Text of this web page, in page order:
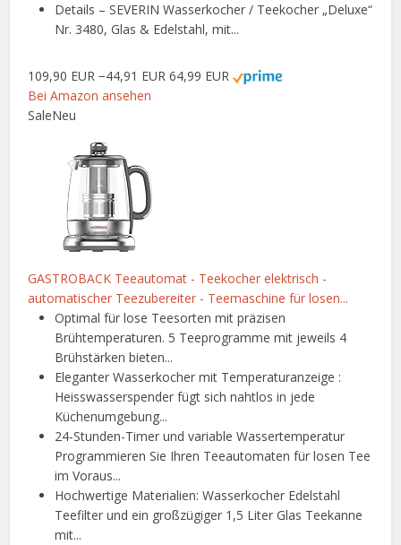
Details – SEVERIN Wasserkocher / Teekocher „Deluxe“
Nr. 3480, Glas & Edelstahl, mit...
109,90 EUR −44,91 EUR 64,99 EUR
Bei Amazon ansehen
SaleNeu
GASTROBACK Teeautomat - Teekocher elektrisch -
automatischer Teezubereiter - Teemaschine für losen...
Optimal für lose Teesorten mit präzisen
Brühtemperaturen. 5 Teeprogramme mit jeweils 4
Brühstärken bieten...
Eleganter Wasserkocher mit Temperaturanzeige :
Heisswasserspender fügt sich nahtlos in jede
Küchenumgebung...
24-Stunden-Timer und variable Wassertemperatur
Programmieren Sie Ihren Teeautomaten für losen Tee
im Voraus...
Hochwertige Materialien: Wasserkocher Edelstahl
Teefilter und ein großzügiger 1,5 Liter Glas Teekanne
mit...